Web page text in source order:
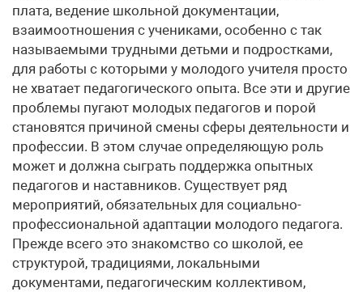
плата, ведение школьной документации,
взаимоотношения с учениками, особенно с так
называемыми трудными детьми и подростками,
для работы с которыми у молодого учителя просто
не хватает педагогического опыта. Все эти и другие
проблемы пугают молодых педагогов и порой
становятся причиной смены сферы деятельности и
профессии. В этом случае определяющую роль
может и должна сыграть поддержка опытных
педагогов и наставников. Существует ряд
мероприятий, обязательных для социально-
профессиональной адаптации молодого педагога.
Прежде всего это знакомство со школой, ее
структурой, традициями, локальными
документами, педагогическим коллективом,